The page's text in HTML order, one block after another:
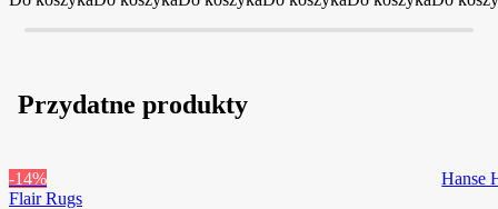
Przydatne produkty
-14%
Flair Rugs
Hanse